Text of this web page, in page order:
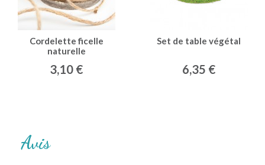
Cordelette ficelle
naturelle
3,10 €
Set de table végétal
6,35 €
Avis